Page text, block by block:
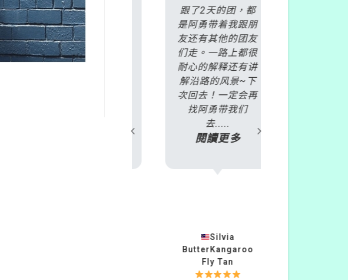
我們參加的是丹頓
農山脈蒸汽火車
+亞拉河谷酒莊一
日遊。 報名繳交
跟了2天的团，都
是阿勇带着我跟朋
友还有其他的团友
们走。一路上都很
耐心的解释还有讲
解沿路的风景~下
次回去！一定会再
找阿勇带我们
去.....
閱讀更多
Silvia
ButterKangaroo
Fly Tan